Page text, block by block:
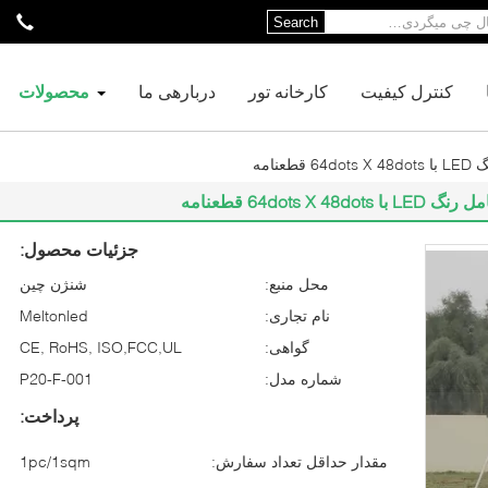
Search
محصولات دربارهی ما کارخانه تور کنترل کیفیت
جزئیات محصول:
محل منبع:
شنژن چین
نام تجاری:
Meltonled
گواهی:
CE, RoHS, ISO,FCC,UL
شماره مدل:
P20-F-001
پرداخت:
مقدار حداقل تعداد سفارش:
1pc/1sqm